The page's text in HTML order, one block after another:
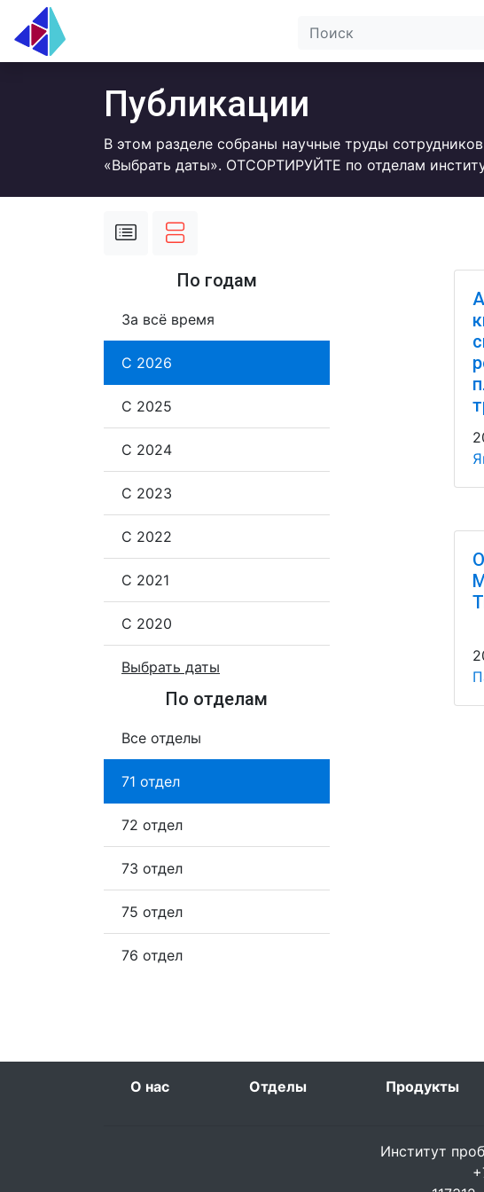
Публикации
В этом разделе собраны научные труды
«Выбрать даты». ОТСОРТИРУЙТЕ по отделам
По годам
За всё время
С 2026
С 2025
С 2024
С 2023
С 2022
С 2021
С 2020
Выбрать даты
По отделам
Все отделы
71 отдел
72 отдел
73 отдел
75 отдел
76 отдел
О нас Отделы Продукты
Институт